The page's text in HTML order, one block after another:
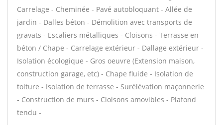
Carrelage - Cheminée - Pavé autobloquant - Allée de
jardin - Dalles béton - Démolition avec transports de
gravats - Escaliers métalliques - Cloisons - Terrasse en
béton / Chape - Carrelage extérieur - Dallage extérieur -
Isolation écologique - Gros oeuvre (Extension maison,
construction garage, etc) - Chape fluide - Isolation de
toiture - Isolation de terrasse - Surélévation maçonnerie
- Construction de murs - Cloisons amovibles - Plafond
tendu -